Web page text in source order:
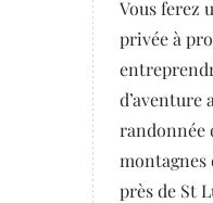
Vous ferez
privée à
d’aventure
randonnée
montagnes
près de St